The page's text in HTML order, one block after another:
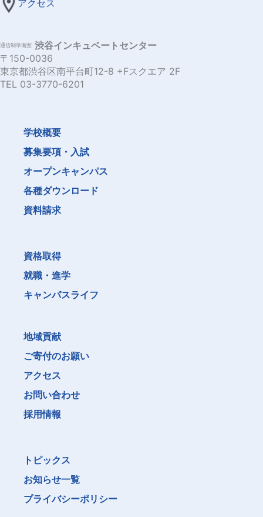
アクセス
通信制準備室 渋谷インキュベートセンター
〒150-0036
東京都渋谷区南平台町12-8 +Fスクエア 2F
TEL 03-3770-6201
学校概要
募集要項・入試
オープンキャンパス
各種ダウンロード
資料請求
資格取得
就職・進学
キャンパスライフ
地域貢献
ご寄付のお願い
アクセス
お問い合わせ
採用情報
トピックス
お知らせ一覧
プライバシーポリシー